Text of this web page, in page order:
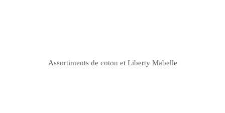
Assortiments de coton et Liberty Mabelle